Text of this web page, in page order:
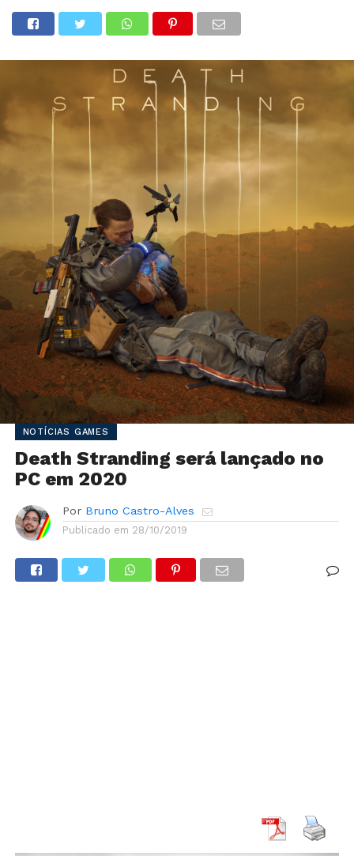
NOTÍCIAS GAMES
Death Stranding será lançado no
PC em 2020
Por Bruno Castro-Alves
Publicado em 28/10/2019